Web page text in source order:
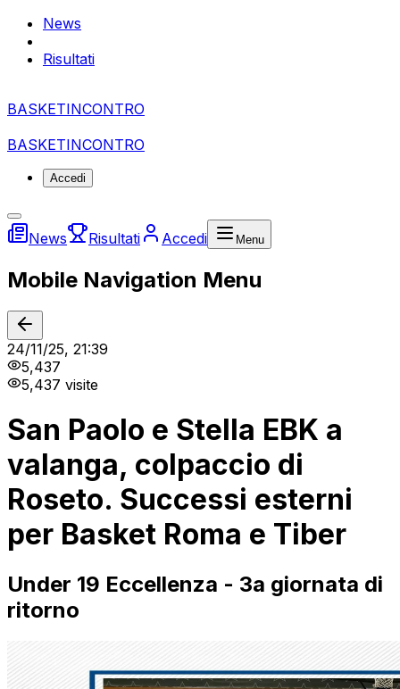
News
Risultati
BASKETINCONTRO
BASKETINCONTRO
Accedi
News Risultati Accedi Menu
Mobile Navigation Menu
24/11/25, 21:39
5,437
5,437 visite
San Paolo e Stella EBK a
valanga, colpaccio di
Roseto. Successi esterni
per Basket Roma e Tiber
Under 19 Eccellenza - 3a giornata di
ritorno